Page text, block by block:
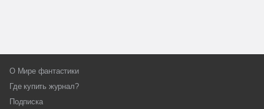
О Мире фантастики
Где купить журнал?
Подписка